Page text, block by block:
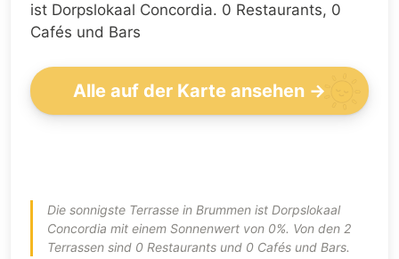
ist Dorpslokaal Concordia. 0 Restaurants, 0
Cafés und Bars
Alle auf der Karte ansehen →
Die sonnigste Terrasse in Brummen ist Dorpslokaal
Concordia mit einem Sonnenwert von 0%. Von den 2
Terrassen sind 0 Restaurants und 0 Cafés und Bars.